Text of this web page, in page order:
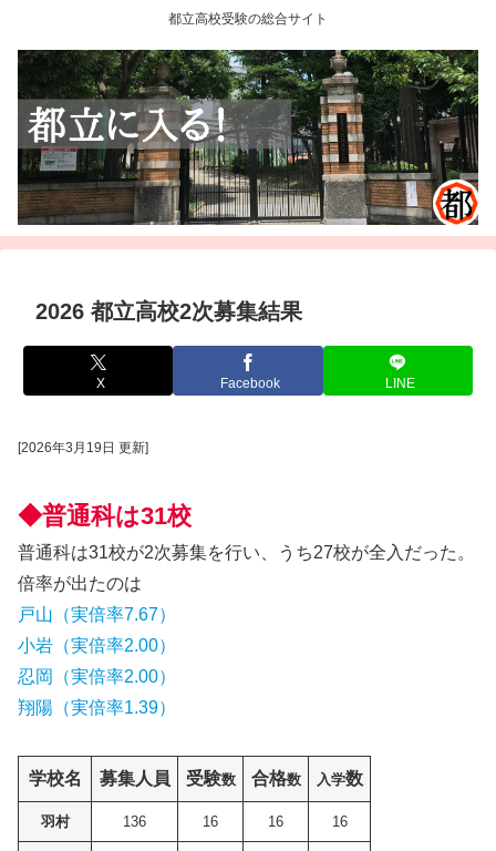
都立高校受験の総合サイト
2026 都立高校2次募集結果
X Facebook LINE
[2026年3月19日 更新]
◆普通科は31校
普通科は31校が2次募集を行い、うち27校が全入だった。
倍率が出たのは
戸山（実倍率7.67）
小岩（実倍率2.00）
忍岡（実倍率2.00）
翔陽（実倍率1.39）
学校名 募集人員 受験数 合格数 入学数
羽村 136 16 16 16